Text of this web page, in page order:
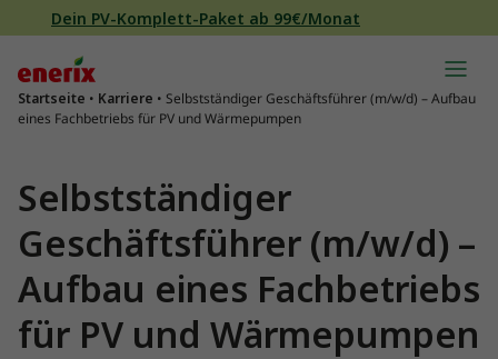
Direkt zum Inhalt wechseln
Dein PV-Komplett-Paket ab 99€/Monat
Hauptnavigation
Startseite • Karriere • Selbstständiger Geschäftsführer (m/w/d) – Aufbau
eines Fachbetriebs für PV und Wärmepumpen
Selbstständiger
Geschäftsführer (m/w/d) –
Aufbau eines Fachbetriebs
für PV und Wärmepumpen